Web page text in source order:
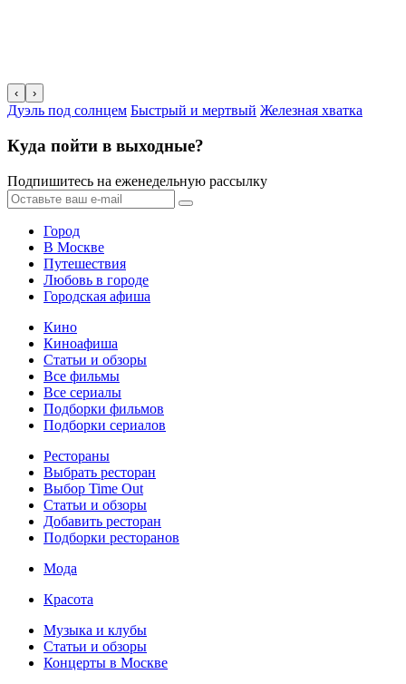
‹ ›
Дуэль под солнцем Быстрый и мертвый Железная хватка
Куда пойти в выходные?
Подпишитесь на еженедельную рассылку
Город
В Москве
Путешествия
Любовь в городе
Городская афиша
Кино
Киноафиша
Статьи и обзоры
Все фильмы
Все сериалы
Подборки фильмов
Подборки сериалов
Рестораны
Выбрать ресторан
Выбор Time Out
Статьи и обзоры
Добавить ресторан
Подборки ресторанов
Мода
Красота
Музыка и клубы
Статьи и обзоры
Концерты в Москве